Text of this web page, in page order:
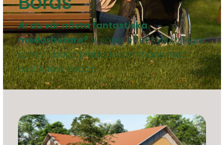
Är du vårnästa fantastiska
medarbetare?Vi söker efternya kollegor
som vill börja jobba tillsammans med
oss! Ansök nedan.